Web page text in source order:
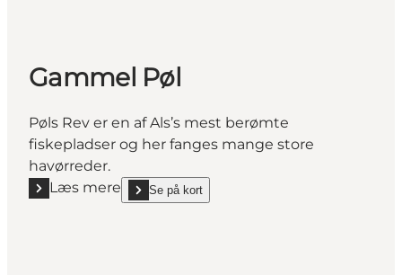
Gammel Pøl
Pøls Rev er en af Als’s mest berømte
fiskepladser og her fanges mange store
havørreder.
Læs mere
Læs mere "Gammel Pøl"
Se på kort
show Gammel Pøl on_map